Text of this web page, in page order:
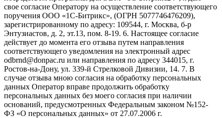
свое согласие Оператору на осуществление соответствующего
поручения ООО «1С-Битрикс», (ОГРН 5077746476209),
зарегистрированному по адресу: 109544, г. Москва, б-р
Энтузиастов, д. 2, эт.13, пом. 8-19. 6. Настоящее согласие
действует до момента его отзыва путем направления
соответствующего уведомления на электронный адрес
odbrnd@donpac.ru или направления по адресу 344015, г.
Ростов-на-Дону, ул. 339-й Стрелковой Дивизии, 14. 7. В
случае отзыва мною согласия на обработку персональных
данных Оператор вправе продолжить обработку
персональных данных без моего согласия при наличии
оснований, предусмотренных Федеральным законом №152-
ФЗ «О персональных данных» от 27.07.2006 г.